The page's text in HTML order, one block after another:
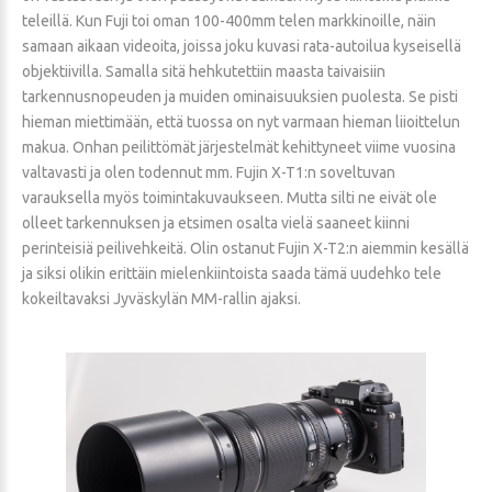
teleillä. Kun Fuji toi oman 100-400mm telen markkinoille, näin
samaan aikaan videoita, joissa joku kuvasi rata-autoilua kyseisellä
objektiivilla. Samalla sitä hehkutettiin maasta taivaisiin
tarkennusnopeuden ja muiden ominaisuuksien puolesta. Se pisti
hieman miettimään, että tuossa on nyt varmaan hieman liioittelun
makua. Onhan peilittömät järjestelmät kehittyneet viime vuosina
valtavasti ja olen todennut mm. Fujin X-T1:n soveltuvan
varauksella myös toimintakuvaukseen. Mutta silti ne eivät ole
olleet tarkennuksen ja etsimen osalta vielä saaneet kiinni
perinteisiä peilivehkeitä. Olin ostanut Fujin X-T2:n aiemmin kesällä
ja siksi olikin erittäin mielenkiintoista saada tämä uudehko tele
kokeiltavaksi Jyväskylän MM-rallin ajaksi.